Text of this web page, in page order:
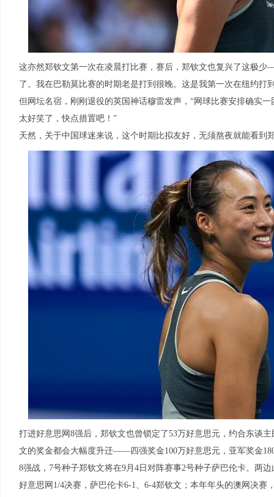
这亦然郑钦文第一次在凌晨打比赛，赛后，郑钦文也复兴了这极
了。我在巴勒莫比赛的时期老是打到很晚。这是我第一次在纽约打
但网坛名宿，刚刚退役的英国神话穆雷发声，“网球比赛安排确实
太好笑了，快点措置吧！”
天然，关于中国球迷来说，这个时期比拟友好，无须熬夜就能看到
打进好意思网8强后，郑钦文也曾锁定了53万好意思元，约合东谈
文的奖金都会大幅度升迁——四强奖金100万好意思元，亚军奖金
8强战，7号种子郑钦文将在9月4日对阵赛事2号种子萨巴伦卡。
好意思网1/4决赛，萨巴伦卡6-1、6-4郑钦文；本年年头的澳网决赛